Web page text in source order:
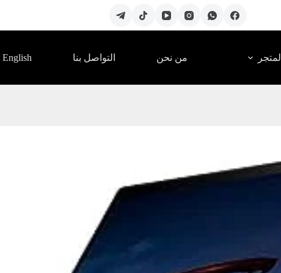
المتجر من نحن التواصل بنا English